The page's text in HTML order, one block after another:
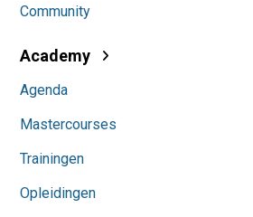
Community
Academy
Agenda
Mastercourses
Trainingen
Opleidingen